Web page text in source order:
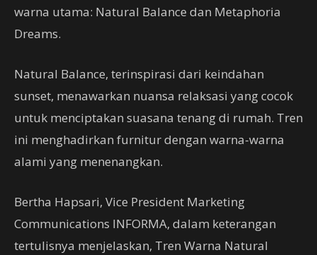
warna utama: Natural Balance dan Metaphoria
Dreams.
Natural Balance, terinspirasi dari keindahan
sunset, menawarkan nuansa relaksasi yang cocok
untuk menciptakan suasana tenang di rumah. Tren
ini menghadirkan furnitur dengan warna-warna
alami yang menenangkan.
Bertha Hapsari, Vice President Marketing
Communications INFORMA, dalam keterangan
tertulisnya menjelaskan, Tren Warna Natural